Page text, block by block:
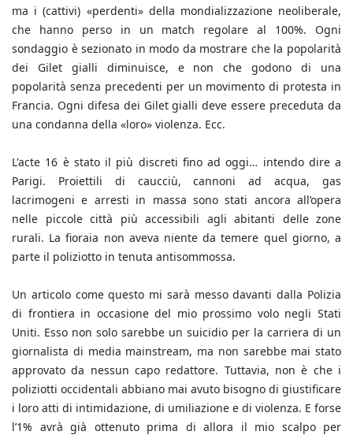
ma i (cattivi) «perdenti» della mondializzazione neoliberale,
che hanno perso in un match regolare al 100%. Ogni
sondaggio è sezionato in modo da mostrare che la popolarità
dei Gilet gialli diminuisce, e non che godono di una
popolarità senza precedenti per un movimento di protesta in
Francia. Ogni difesa dei Gilet gialli deve essere preceduta da
una condanna della «loro» violenza. Ecc.
L'acte 16 è stato il più discreti fino ad oggi… intendo dire a
Parigi. Proiettili di caucciù, cannoni ad acqua, gas
lacrimogeni e arresti in massa sono stati ancora all’opera
nelle piccole città più accessibili agli abitanti delle zone
rurali. La fioraia non aveva niente da temere quel giorno, a
parte il poliziotto in tenuta antisommossa.
Un articolo come questo mi sarà messo davanti dalla Polizia
di frontiera in occasione del mio prossimo volo negli Stati
Uniti. Esso non solo sarebbe un suicidio per la carriera di un
giornalista di media mainstream, ma non sarebbe mai stato
approvato da nessun capo redattore. Tuttavia, non è che i
poliziotti occidentali abbiano mai avuto bisogno di giustificare
i loro atti di intimidazione, di umiliazione e di violenza. E forse
l’1% avrà già ottenuto prima di allora il mio scalpo per